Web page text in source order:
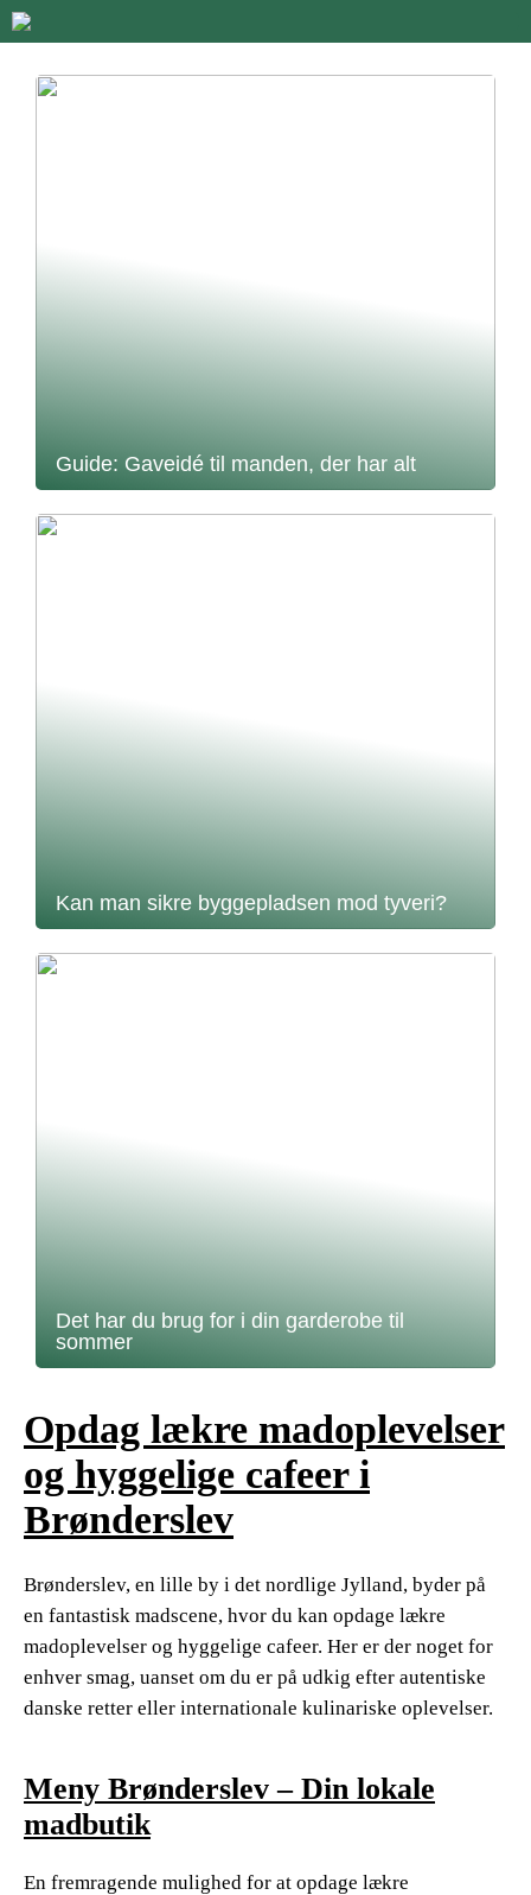
Guide: Gaveidé til manden, der har alt
Kan man sikre byggepladsen mod tyveri?
Det har du brug for i din garderobe til
sommer
Opdag lækre madoplevelser
og hyggelige cafeer i
Brønderslev
Brønderslev, en lille by i det nordlige Jylland, byder på
en fantastisk madscene, hvor du kan opdage lækre
madoplevelser og hyggelige cafeer. Her er der noget for
enhver smag, uanset om du er på udkig efter autentiske
danske retter eller internationale kulinariske oplevelser.
Meny Brønderslev – Din lokale
madbutik
En fremragende mulighed for at opdage lækre